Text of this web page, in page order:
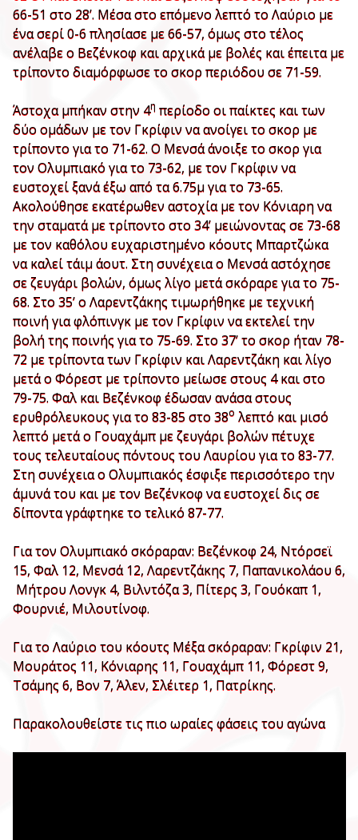
66-51 στο 28’. Μέσα στο επόμενο λεπτό το Λαύριο με
ένα σερί 0-6 πλησίασε με 66-57, όμως στο τέλος
ανέλαβε ο Βεζένκοφ και αρχικά με βολές και έπειτα με
τρίποντο διαμόρφωσε το σκορ περιόδου σε 71-59.
Άστοχα μπήκαν στην 4η περίοδο οι παίκτες και των
δύο ομάδων με τον Γκρίφιν να ανοίγει το σκορ με
τρίποντο για το 71-62. Ο Μενσά άνοιξε το σκορ για
τον Ολυμπιακό για το 73-62, με τον Γκρίφιν να
ευστοχεί ξανά έξω από τα 6.75μ για το 73-65.
Ακολούθησε εκατέρωθεν αστοχία με τον Κόνιαρη να
την σταματά με τρίποντο στο 34’ μειώνοντας σε 73-68
με τον καθόλου ευχαριστημένο κόουτς Μπαρτζώκα
να καλεί τάιμ άουτ. Στη συνέχεια ο Μενσά αστόχησε
σε ζευγάρι βολών, όμως λίγο μετά σκόραρε για το 75-
68. Στο 35’ ο Λαρεντζάκης τιμωρήθηκε με τεχνική
ποινή για φλόπινγκ με τον Γκρίφιν να εκτελεί την
βολή της ποινής για το 75-69. Στο 37’ το σκορ ήταν 78-
72 με τρίποντα των Γκρίφιν και Λαρεντζάκη και λίγο
μετά ο Φόρεστ με τρίποντο μείωσε στους 4 και στο
79-75. Φαλ και Βεζένκοφ έδωσαν ανάσα στους
ερυθρόλευκους για το 83-85 στο 38ο λεπτό και μισό
λεπτό μετά ο Γουαχάμπ με ζευγάρι βολών πέτυχε
τους τελευταίους πόντους του Λαυρίου για το 83-77.
Στη συνέχεια ο Ολυμπιακός έσφιξε περισσότερο την
άμυνά του και με τον Βεζένκοφ να ευστοχεί δις σε
δίποντα γράφτηκε το τελικό 87-77.
Για τον Ολυμπιακό σκόραραν: Βεζένκοφ 24, Ντόρσεϊ
15, Φαλ 12, Μενσά 12, Λαρεντζάκης 7, Παπανικολάου 6,
Μήτρου Λονγκ 4, Βιλντόζα 3, Πίτερς 3, Γουόκαπ 1,
Φουρνιέ, Μιλουτίνοφ.
Για το Λαύριο του κόουτς Μέξα σκόραραν: Γκρίφιν 21,
Μουράτος 11, Κόνιαρης 11, Γουαχάμπ 11, Φόρεστ 9,
Τσάμης 6, Βον 7, Άλεν, Σλέιτερ 1, Πατρίκης.
Παρακολουθείστε τις πιο ωραίες φάσεις του αγώνα